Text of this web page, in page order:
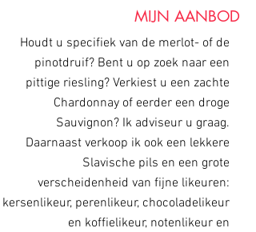
MIJN AANBOD
Houdt u specifiek van de merlot- of de
pinotdruif? Bent u op zoek naar een
pittige riesling? Verkiest u een zachte
Chardonnay of eerder een droge
Sauvignon? Ik adviseur u graag.
Daarnaast verkoop ik ook een lekkere
Slavische pils en een grote
verscheidenheid van fijne likeuren:
kersenlikeur, perenlikeur, chocoladelikeur
en koffielikeur, notenlikeur en